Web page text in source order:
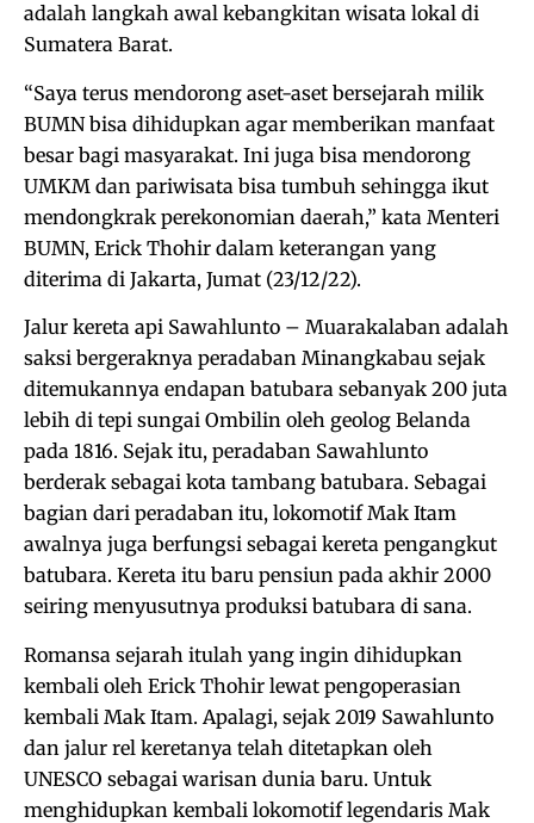
adalah langkah awal kebangkitan wisata lokal di
Sumatera Barat.
“Saya terus mendorong aset-aset bersejarah milik
BUMN bisa dihidupkan agar memberikan manfaat
besar bagi masyarakat. Ini juga bisa mendorong
UMKM dan pariwisata bisa tumbuh sehingga ikut
mendongkrak perekonomian daerah,” kata Menteri
BUMN, Erick Thohir dalam keterangan yang
diterima di Jakarta, Jumat (23/12/22).
Jalur kereta api Sawahlunto – Muarakalaban adalah
saksi bergeraknya peradaban Minangkabau sejak
ditemukannya endapan batubara sebanyak 200 juta
lebih di tepi sungai Ombilin oleh geolog Belanda
pada 1816. Sejak itu, peradaban Sawahlunto
berderak sebagai kota tambang batubara. Sebagai
bagian dari peradaban itu, lokomotif Mak Itam
awalnya juga berfungsi sebagai kereta pengangkut
batubara. Kereta itu baru pensiun pada akhir 2000
seiring menyusutnya produksi batubara di sana.
Romansa sejarah itulah yang ingin dihidupkan
kembali oleh Erick Thohir lewat pengoperasian
kembali Mak Itam. Apalagi, sejak 2019 Sawahlunto
dan jalur rel keretanya telah ditetapkan oleh
UNESCO sebagai warisan dunia baru. Untuk
menghidupkan kembali lokomotif legendaris Mak